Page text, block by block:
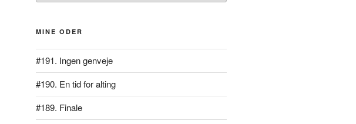
MINE ODER
#191. Ingen genveje
#190. En tid for alting
#189. Finale